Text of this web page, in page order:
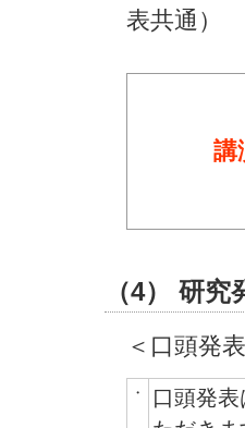
表共通）
講
（4） 研究
＜口頭発
・
口頭発